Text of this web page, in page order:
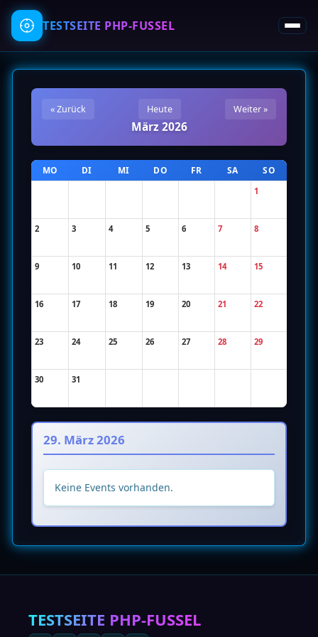
TESTSEITE PHP-FUSSEL
« Zurück Heute Weiter »
März 2026
MO DI MI DO FR SA SO
1
2 3 4 5 6 7 8
9 10 11 12 13 14 15
16 17 18 19 20 21 22
23 24 25 26 27 28 29
30 31
29. März 2026
Keine Events vorhanden.
TESTSEITE PHP-FUSSEL